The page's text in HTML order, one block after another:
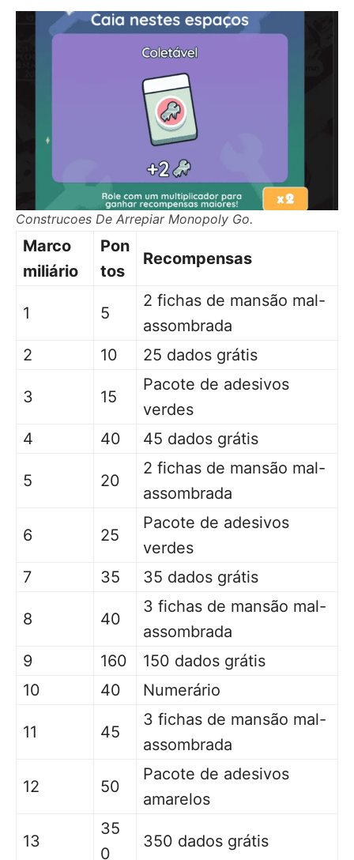
Construcoes De Arrepiar Monopoly Go.
Marco
miliário
Pon
tos
Recompensas
1 5
2 fichas de mansão mal-
assombrada
2
10 25 dados grátis
3 15
Pacote de adesivos
verdes
4
40 45 dados grátis
5 20
2 fichas de mansão mal-
assombrada
6 25
Pacote de adesivos
verdes
7
35 35 dados grátis
8 40
3 fichas de mansão mal-
assombrada
9
160
150 dados grátis
10
40 Numerário
11 45
3 fichas de mansão mal-
assombrada
12 50
Pacote de adesivos
amarelos
13
35
0
350 dados grátis